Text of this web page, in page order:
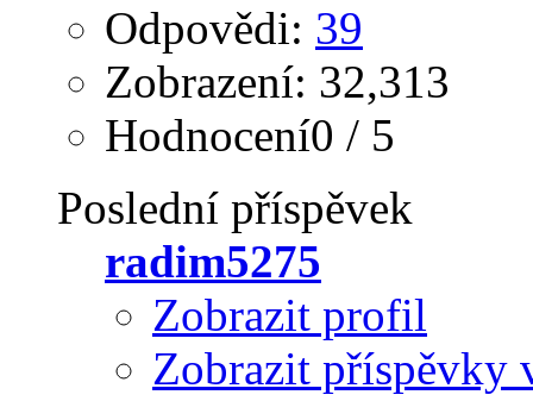
Odpovědi: 39
Zobrazení: 32,313
Hodnocení0 / 5
Poslední příspěvek
radim5275
Zobrazit profil
Zobrazit příspěvky